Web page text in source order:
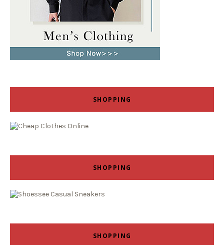
SHOPPING
SHOPPING
SHOPPING